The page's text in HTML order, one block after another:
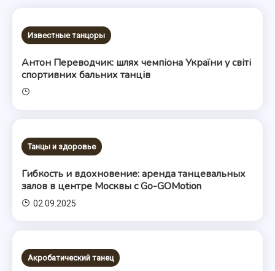
Известные танцоры
Антон Переводчик: шлях чемпіона України у світі
спортивних бальних танців
Танцы и здоровье
Гибкость и вдохновение: аренда танцевальных
залов в центре Москвы с Go-GOMotion
02.09.2025
Акробатический танец